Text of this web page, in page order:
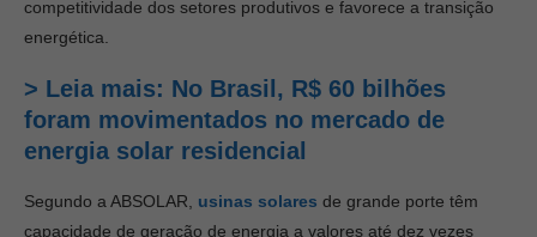
competitividade dos setores produtivos e favorece a transição
energética.
> Leia mais: No Brasil, R$ 60 bilhões
foram movimentados no mercado de
energia solar residencial
Segundo a ABSOLAR, usinas solares de grande porte têm
capacidade de geração de energia a valores até dez vezes